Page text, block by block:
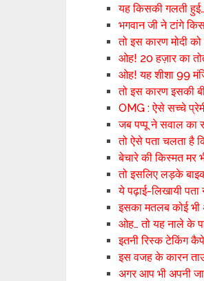
यह किसकी गलती
भगवान जी ने टांगे
तो इस कारण मोदी
ओह! 20 हज़ार का
ओह! यह शीशा 99
तो इस कारण इसकी
OMG : ऐसे सच्चे
जब पप्पू ने सवाल का
तो ऐसे पता चलता है
बेचारे की किस्मत मर
तो इसलिए लड़के
ये पढ़ाई-लिखायी
इसका मतलब कोई भी
ओह… तो यह नाले के
इतनी रिस्क टेकिंग
इस वजह के कारन
अगर आप भी अपनी